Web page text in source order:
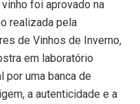
foi aprovado na
realizada pela
de Vinhos de Inverno,
em laboratório
uma banca de
a autenticidade e a